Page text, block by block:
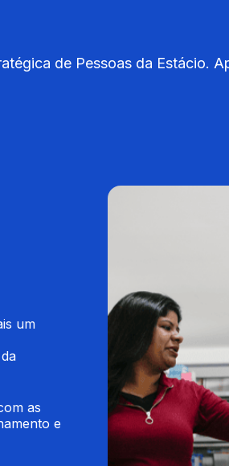
de Pessoas da Estácio.
um
as
e